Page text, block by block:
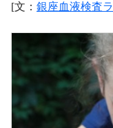
[文： 銀座血液検査ラ